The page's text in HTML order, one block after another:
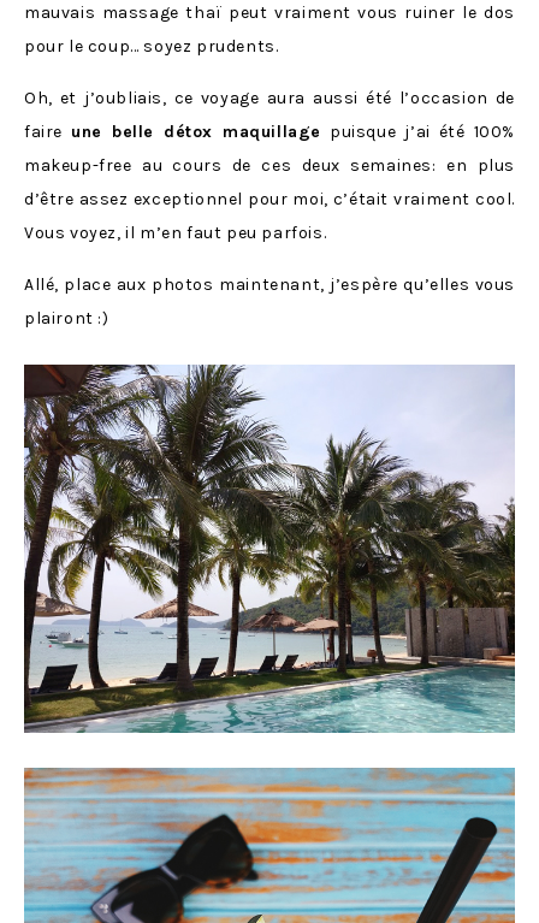
mauvais massage thaï peut vraiment vous ruiner le dos
pour le coup… soyez prudents.
Oh, et j’oubliais, ce voyage aura aussi été l’occasion de
faire une belle détox maquillage puisque j’ai été 100%
makeup-free au cours de ces deux semaines: en plus
d’être assez exceptionnel pour moi, c’était vraiment cool.
Vous voyez, il m’en faut peu parfois.
Allé, place aux photos maintenant, j’espère qu’elles vous
plairont :)